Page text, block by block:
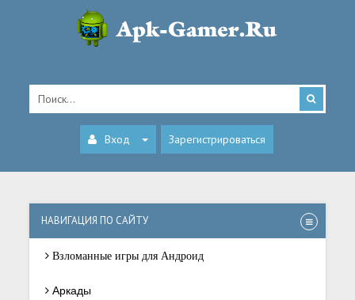
Вход Зарегистрироваться
НАВИГАЦИЯ ПО САЙТУ
Взломанные игры для Андроид
Аркады